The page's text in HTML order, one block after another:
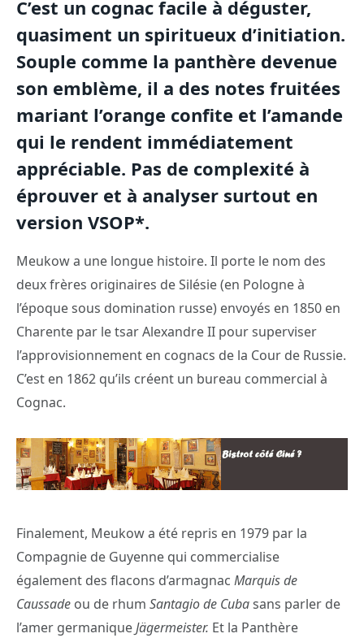
C’est un cognac facile à déguster,
quasiment un spiritueux d’initiation.
Souple comme la panthère devenue
son emblème, il a des notes fruitées
mariant l’orange confite et l’amande
qui le rendent immédiatement
appréciable. Pas de complexité à
éprouver et à analyser surtout en
version VSOP*.
Meukow a une longue histoire. Il porte le nom des
deux frères originaires de Silésie (en Pologne à
l’époque sous domination russe) envoyés en 1850 en
Charente par le tsar Alexandre II pour superviser
l’approvisionnement en cognacs de la Cour de Russie.
C’est en 1862 qu’ils créent un bureau commercial à
Cognac.
Finalement, Meukow a été repris en 1979 par la
Compagnie de Guyenne qui commercialise
également des flacons d’armagnac Marquis de
Caussade ou de rhum Santagio de Cubasans parler de
l’amer germaniqueJägermeister. Et la Panthère